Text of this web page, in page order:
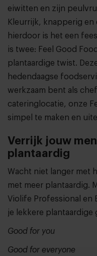
eiwitten en zijn
Kleurrijk, knapperig en
hierdoor is het een
is twee: Feel Good
plantaardige twist.
hedendaagse
werkzaam bent als
cateringlocatie, onze
simpel te maken en
Verrijk jouw
plantaardig
Wacht niet langer met
met meer plantaardig.
Violife Professional en
je lekkere plantaardige
Good for you
Good for everyone